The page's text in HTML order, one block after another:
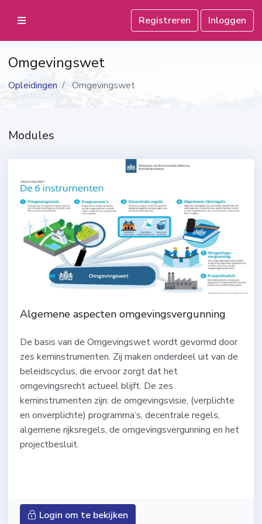
Registreren Inloggen
Omgevingswet
Opleidingen Omgevingswet
Modules
Algemene aspecten omgevingsvergunning
De basis van de Omgevingswet wordt gevormd door
zes kerninstrumenten. Zij maken onderdeel uit van de
beleidscyclus, die ervoor zorgt dat het
omgevingsrecht actueel blijft. De zes
kerninstrumenten zijn: de omgevingsvisie, (verplichte
en onverplichte) programma’s, decentrale regels,
algemene rijksregels, de omgevingsvergunning en het
projectbesluit.
Login om te bekijken